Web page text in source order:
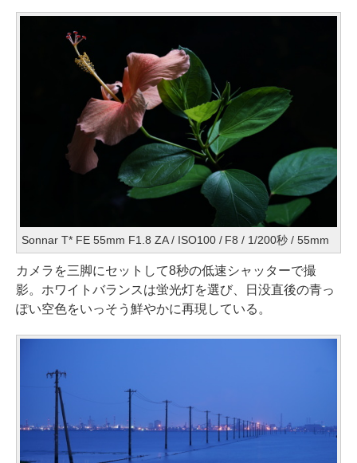
Sonnar T* FE 55mm F1.8 ZA / ISO100 / F8 / 1/200秒 / 55mm
カメラを三脚にセットして8秒の低速シャッターで撮
影。ホワイトバランスは蛍光灯を選び、日没直後の青っ
ぽい空色をいっそう鮮やかに再現している。